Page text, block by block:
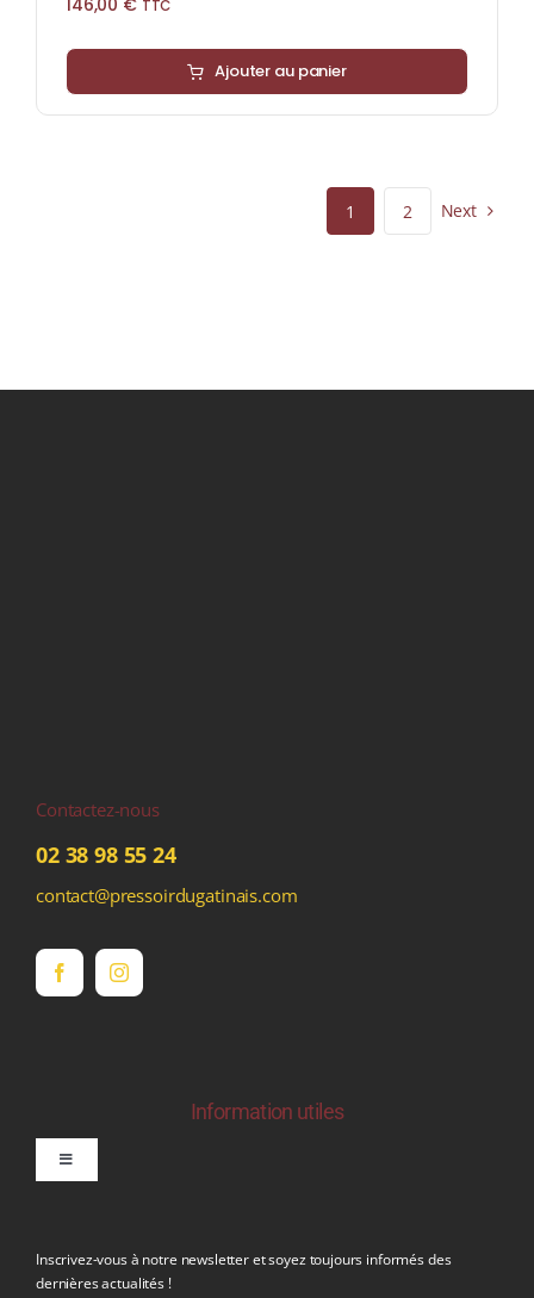
146,00 € TTC
Ajouter au panier
1 2 Next
Contactez-nous
02 38 98 55 24
contact@pressoirdugatinais.com
Information utiles
Toggle
Inscrivez-vous à notre newsletter et soyez toujours informés des
dernières actualités !